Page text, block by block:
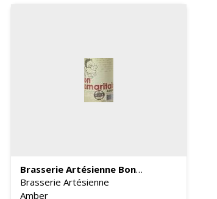
Brasserie Artésienne Bon
Samaritain Ambree
Brasserie Artésienne
Amber